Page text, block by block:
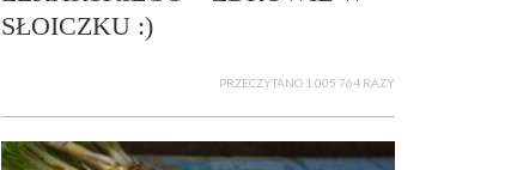
SŁOICZKU :)
PRZECZYTANO 1 005 764 RAZY